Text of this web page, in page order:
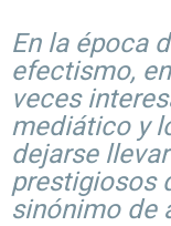
En la época
efectismo,
veces
mediático y
dejarse
prestigiosos
sinónimo de